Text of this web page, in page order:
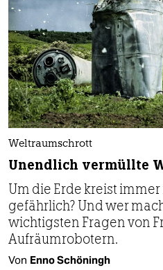
Weltraumschrott
Unendlich vermüllte
Um die Erde kreist
gefährlich? Und wer
wichtigsten Fragen von
Aufräumrobotern.
Von Enno Schöningh